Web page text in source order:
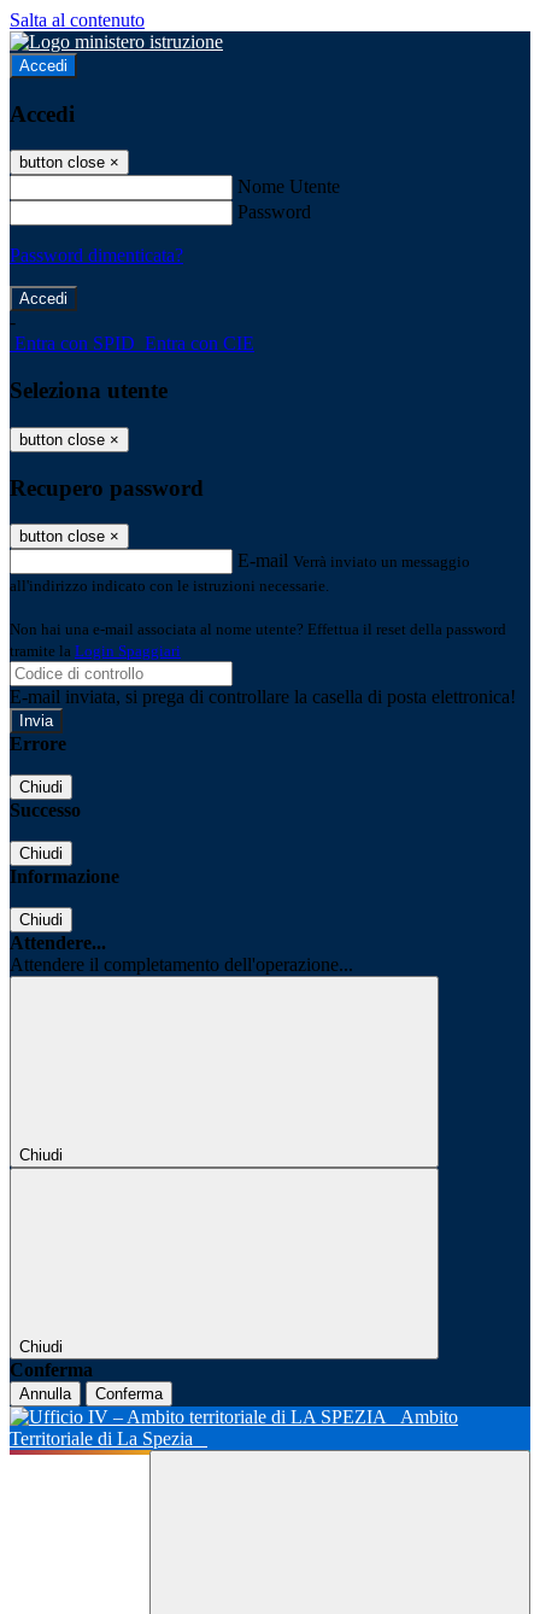
Salta al contenuto
Accedi
Accedi
button close ×
Nome Utente
Password
Password dimenticata?
-
Entra con SPID Entra con CIE
Seleziona utente
button close ×
Recupero password
button close ×
E-mail Verrà inviato un messaggio
all'indirizzo indicato con le istruzioni necessarie.
Non hai una e-mail associata al nome utente? Effettua il reset della password
tramite la Login Spaggiari
E-mail inviata, si prega di controllare la casella di posta elettronica!
Errore
Chiudi
Successo
Chiudi
Informazione
Chiudi
Attendere...
Attendere il completamento dell'operazione...
Chiudi
Chiudi
Conferma
Annulla Conferma
Ambito
Territoriale di La Spezia